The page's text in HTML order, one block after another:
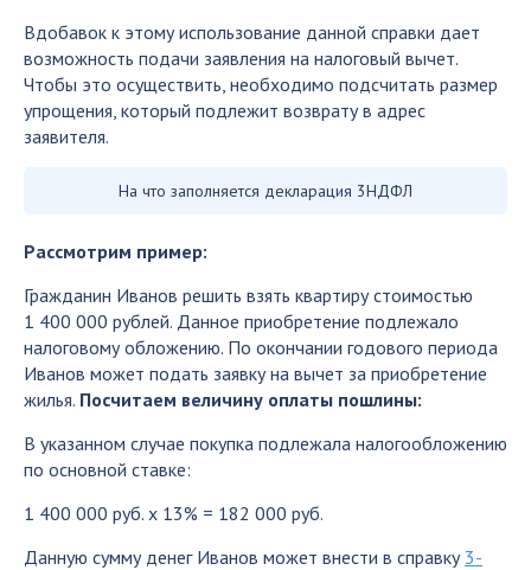
Вдобавок к этому использование данной справки дает
возможность подачи заявления на налоговый вычет.
Чтобы это осуществить, необходимо подсчитать размер
упрощения, который подлежит возврату в адрес
заявителя.
На что заполняется декларация 3НДФЛ
Рассмотрим пример:
Гражданин Иванов решить взять квартиру стоимостью
1 400 000 рублей. Данное приобретение подлежало
налоговому обложению. По окончании годового периода
Иванов может подать заявку на вычет за приобретение
жилья. Посчитаем величину оплаты пошлины:
В указанном случае покупка подлежала налогообложению
по основной ставке:
1 400 000 руб. х 13% = 182 000 руб.
Данную сумму денег Иванов может внести в справку 3-